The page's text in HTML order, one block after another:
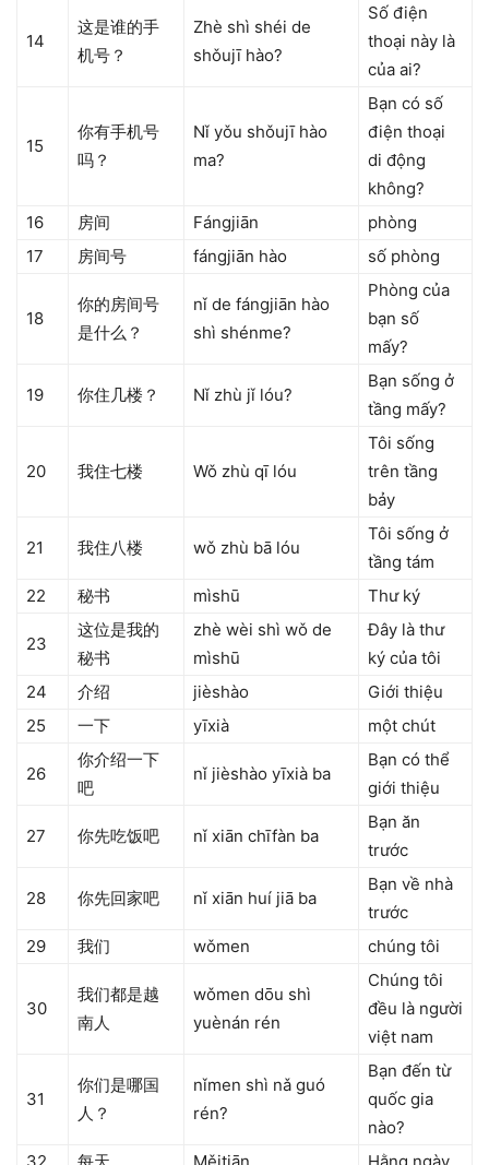
14
这是谁的手
机号？
Zhè shì shéi de
shǒujī hào?
Số điện
thoại này là
của ai?
15
你有手机号
吗？
Nǐ yǒu shǒujī hào
ma?
Bạn có số
điện thoại
di động
không?
16
房间 Fángjiān
phòng
17
房间号 fángjiān hào số phòng
18
你的房间号
是什么？
nǐ de fángjiān hào
shì shénme?
Phòng của
bạn số
mấy?
19 你住几楼？ Nǐ zhù jǐ lóu?
Bạn sống ở
tầng mấy?
20 我住七楼 Wǒ zhù qī lóu
Tôi sống
trên tầng
bảy
21 我住八楼 wǒ zhù bā lóu
Tôi sống ở
tầng tám
22
秘书 mìshū Thư ký
23
这位是我的
秘书
zhè wèi shì wǒ de
mìshū
Đây là thư
ký của tôi
24
介绍 jièshào
Giới thiệu
25
一下 yīxià một chút
26
你介绍一下
吧
nǐ jièshào yīxià ba
Bạn có thể
giới thiệu
27 你先吃饭吧 nǐ xiān chīfàn ba
Bạn ăn
trước
28 你先回家吧 nǐ xiān huí jiā ba
Bạn về nhà
trước
29
我们 wǒmen chúng tôi
30
我们都是越
南人
wǒmen dōu shì
yuènán rén
Chúng tôi
đều là người
việt nam
31
你们是哪国
人？
nǐmen shì nǎ guó
rén?
Bạn đến từ
quốc gia
nào?